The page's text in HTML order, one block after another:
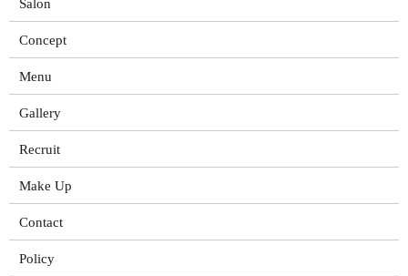
Salon
Concept
Menu
Gallery
Recruit
Make Up
Contact
Policy